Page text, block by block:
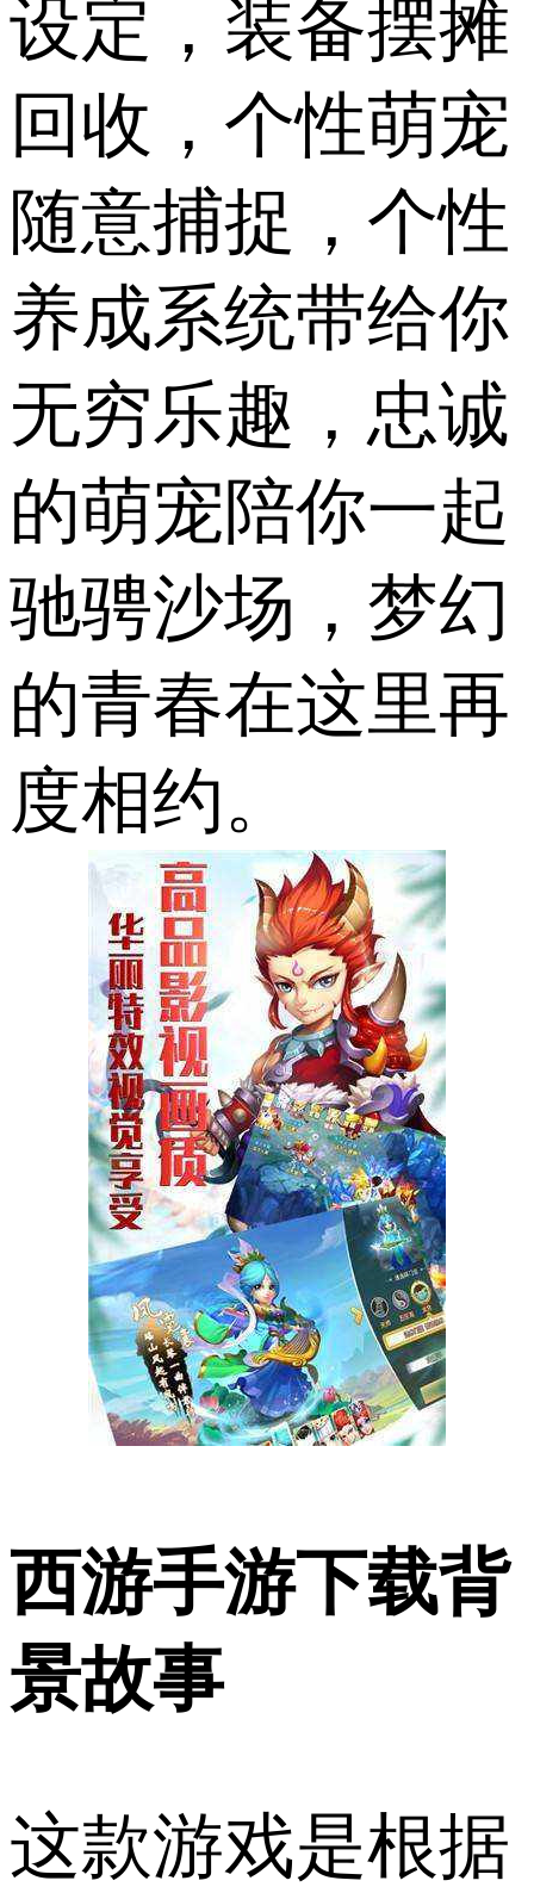
设定，装备摆摊
回收，个性萌宠
随意捕捉，个性
养成系统带给你
无穷乐趣，忠诚
的萌宠陪你一起
驰骋沙场，梦幻
的青春在这里再
度相约。
西游手游下载背
景故事
这款游戏是根据